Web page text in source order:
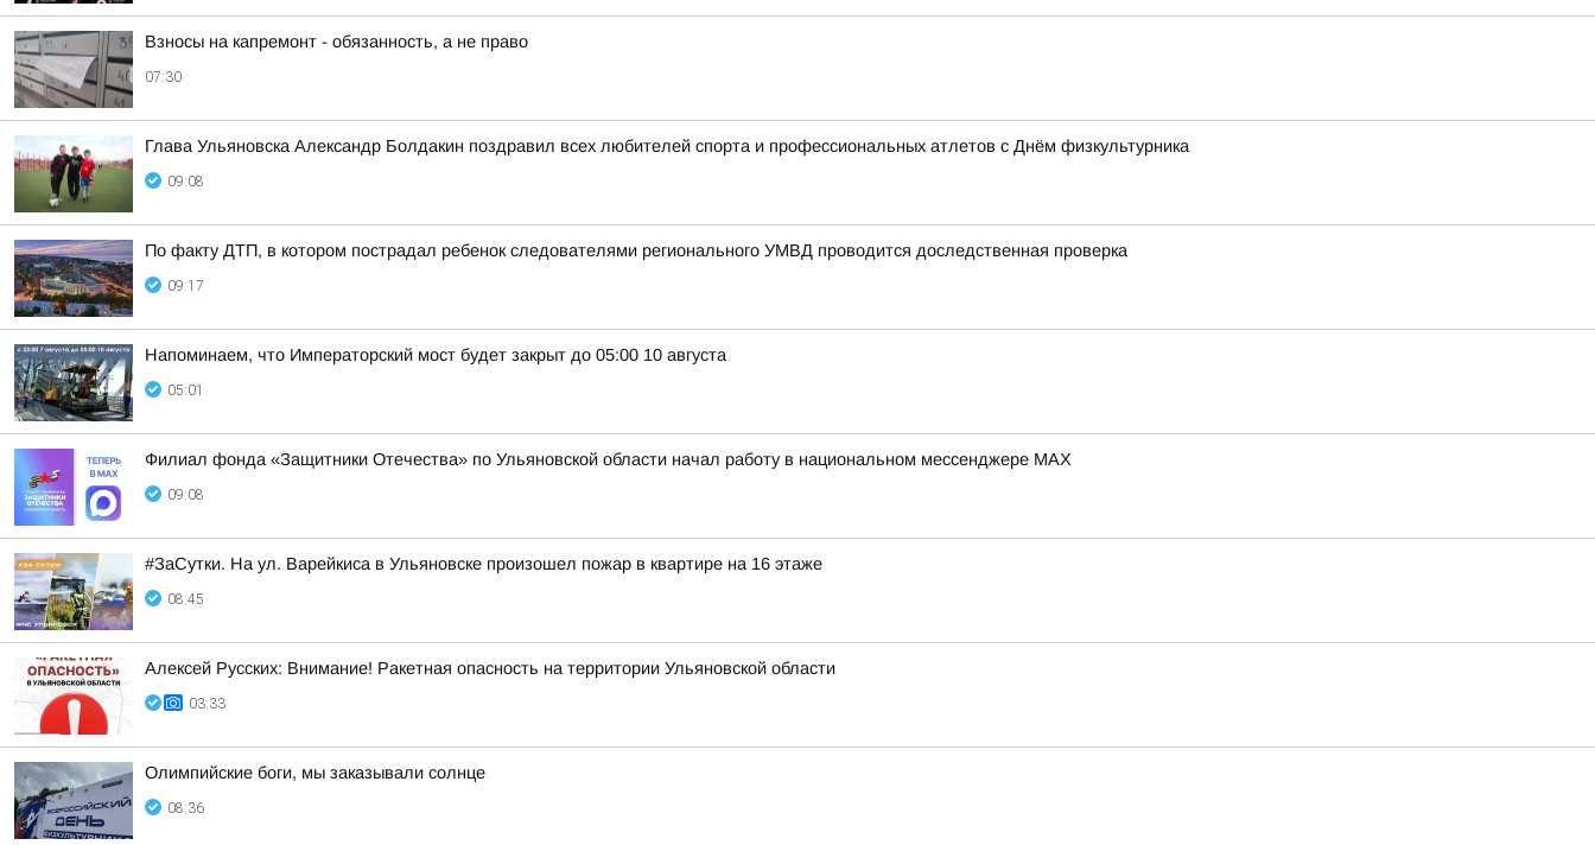
Взносы на капремонт - обязанность, а не право
07:30
Глава Ульяновска Александр Болдакин поздравил всех любителей спорта и профессиональных атлетов с Днём физкультурника
09:08
По факту ДТП, в котором пострадал ребенок следователями регионального УМВД проводится доследственная проверка
09:17
Напоминаем, что Императорский мост будет закрыт до 05:00 10 августа
05:01
Филиал фонда «Защитники Отечества» по Ульяновской области начал работу в национальном мессенджере MAX
09:08
#ЗаСутки. На ул. Варейкиса в Ульяновске произошел пожар в квартире на 16 этаже
08:45
Алексей Русских: Внимание! Ракетная опасность на территории Ульяновской области
03:33
Олимпийские боги, мы заказывали солнце
08:36